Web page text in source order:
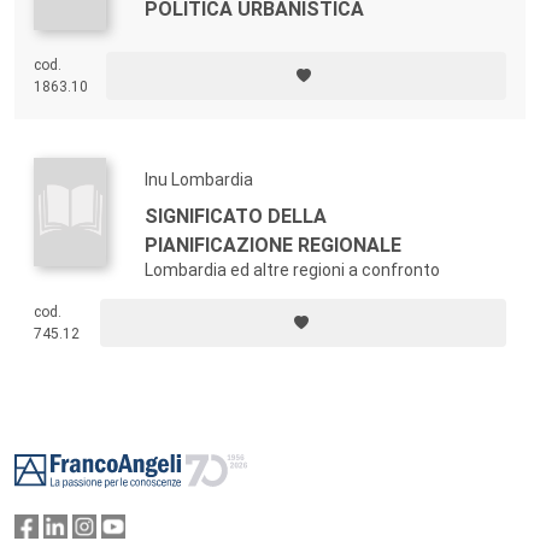
POLITICA URBANISTICA
cod.
1863.10
Inu Lombardia
SIGNIFICATO DELLA
PIANIFICAZIONE REGIONALE
Lombardia ed altre regioni a confronto
cod.
745.12